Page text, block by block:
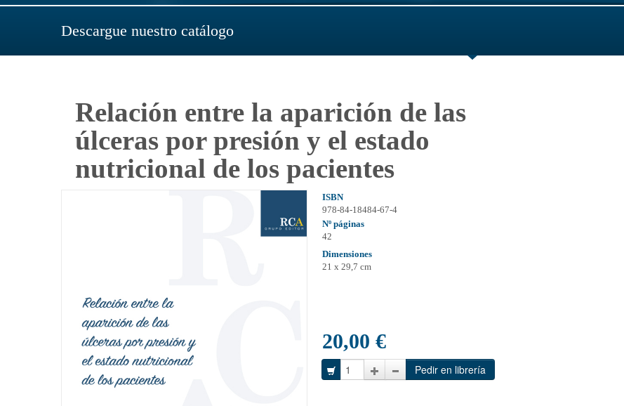
Descargue nuestro catálogo
Relación entre la aparición de las
úlceras por presión y el estado
nutricional de los pacientes
ISBN
978-84-18484-67-4
Nº páginas
42
Dimensiones
21 x 29,7 cm
20,00 €